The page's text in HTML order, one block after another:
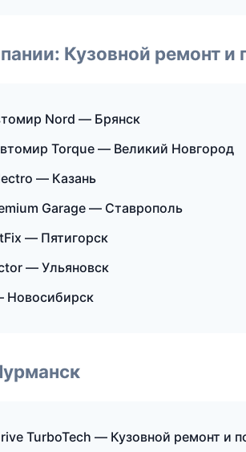
Кузовной ремонт и
Nord — Брянск
Torque — Великий Новгород
— Казань
Garage — Ставрополь
— Пятигорск
— Ульяновск
TurboTech — Кузовной ремонт и